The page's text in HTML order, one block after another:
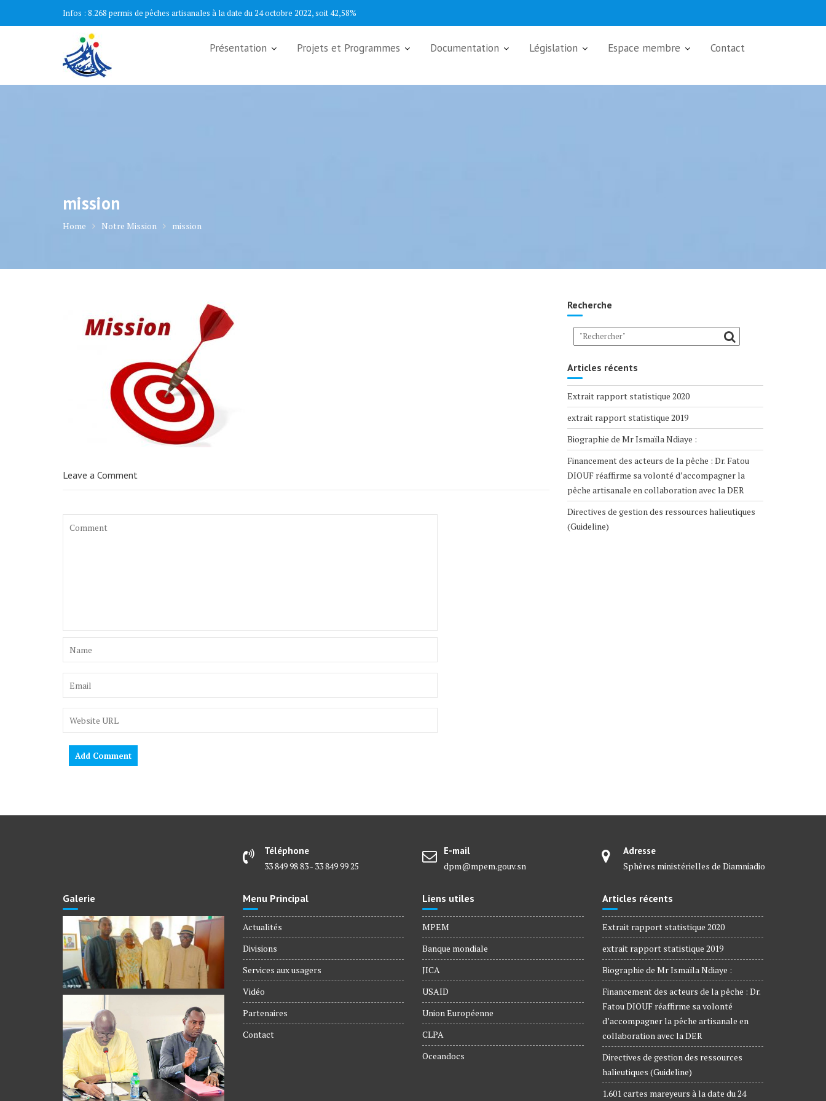
Infos : 8.268 permis de pêches artisanales à la date du 24 octobre 2022, soit 42,58%
Présentation Projets et Programmes Documentation Législation Espace membre Contact
mission
Home Notre Mission mission
Leave a Comment
Recherche
Articles récents
Extrait rapport statistique 2020
extrait rapport statistique 2019
Biographie de Mr Ismaïla Ndiaye :
Financement des acteurs de la pêche : Dr. Fatou
DIOUF réaffirme sa volonté d’accompagner la
pêche artisanale en collaboration avec la DER
Directives de gestion des ressources halieutiques
(Guideline)
Téléphone
33 849 98 83 - 33 849 99 25
E-mail
dpm@mpem.gouv.sn
Adresse
Sphères ministérielles de Diamniadio
Galerie Menu Principal
Actualités
Divisions
Services aux usagers
Vidéo
Partenaires
Contact
Liens utiles
MPEM
Banque mondiale
JICA
USAID
Union Européenne
CLPA
Oceandocs
Articles récents
Extrait rapport statistique 2020
extrait rapport statistique 2019
Biographie de Mr Ismaïla Ndiaye :
Financement des acteurs de la pêche : Dr.
Fatou DIOUF réaffirme sa volonté
d’accompagner la pêche artisanale en
collaboration avec la DER
Directives de gestion des ressources
halieutiques (Guideline)
1.601 cartes mareyeurs à la date du 24